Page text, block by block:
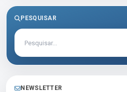
PESQUISAR
NEWSLETTER